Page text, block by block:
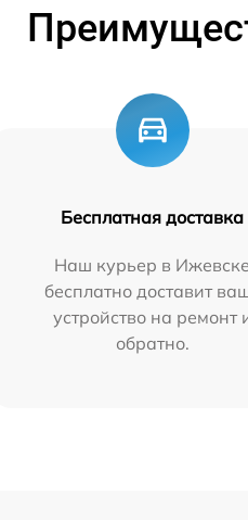
Бесплатная доставка
Наш курьер в Ижевске
бесплатно доставит
устройство на ремонт
обратно.